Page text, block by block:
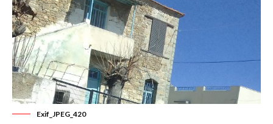
Exif_JPEG_420